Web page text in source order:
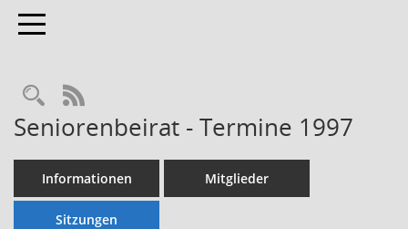
Toggle navigation
Rechercheauswahl
RSS-Feed
Seniorenbeirat - Termine 1997
Informationen Mitglieder
Sitzungen